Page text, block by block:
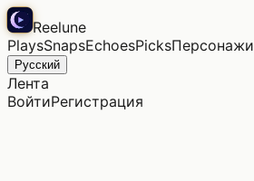
Reelune
PlaysSnapsEchoesPicksПерсонажи
Русский
Лента
ВойтиРегистрация